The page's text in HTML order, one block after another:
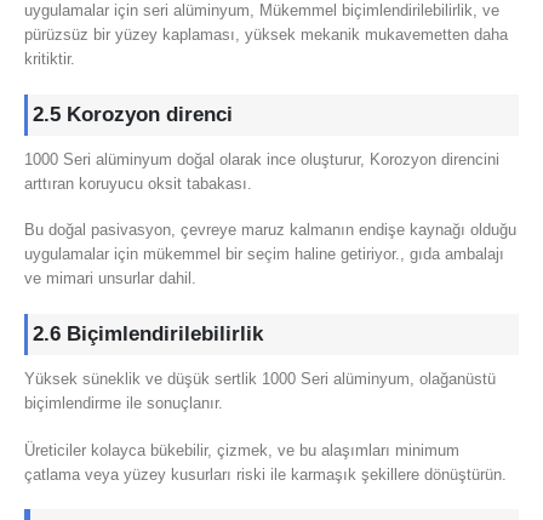
uygulamalar için seri alüminyum, Mükemmel biçimlendirilebilirlik, ve
pürüzsüz bir yüzey kaplaması, yüksek mekanik mukavemetten daha
kritiktir.
2.5 Korozyon direnci
1000 Seri alüminyum doğal olarak ince oluşturur, Korozyon direncini
arttıran koruyucu oksit tabakası.
Bu doğal pasivasyon, çevreye maruz kalmanın endişe kaynağı olduğu
uygulamalar için mükemmel bir seçim haline getiriyor., gıda ambalajı
ve mimari unsurlar dahil.
2.6 Biçimlendirilebilirlik
Yüksek süneklik ve düşük sertlik 1000 Seri alüminyum, olağanüstü
biçimlendirme ile sonuçlanır.
Üreticiler kolayca bükebilir, çizmek, ve bu alaşımları minimum
çatlama veya yüzey kusurları riski ile karmaşık şekillere dönüştürün.